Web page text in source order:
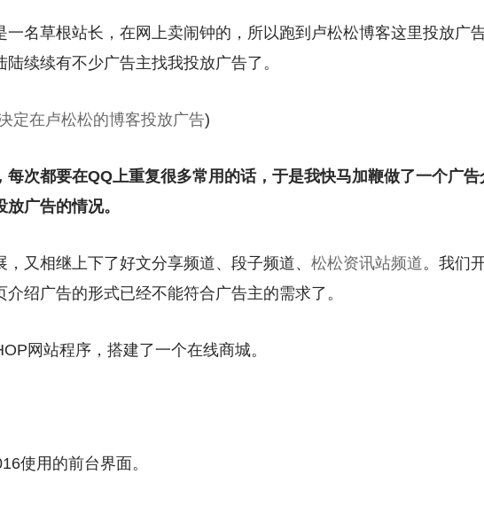
一名草根站长，在网上卖闹钟的，所以跑到卢松松博客这里投放广
续续有不少广告主找我投放广告了。
定在卢松松的博客投放广告)
每次都要在QQ上重复很多常用的话，于是我快马加鞭做了一个广告
广告的情况。
又相继上下了好文分享频道、段子频道、 松松资讯站频道。我们
绍广告的形式已经不能符合广告主的需求了。
网站程序，搭建了一个在线商城。
使用的前台界面。